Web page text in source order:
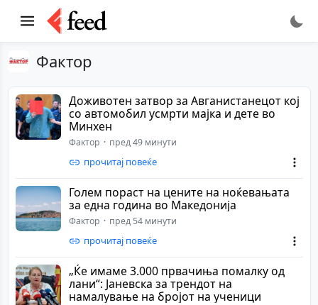
Фактор
Доживотен затвор за Авганистанецот кој
со автомобил усмрти мајка и дете во
Минхен
Фактор пред 49 минути
прочитај повеќе
Голем пораст на цените на ноќевањата
за една година во Македонија
Фактор пред 54 минути
прочитај повеќе
„Ќе имаме 3.000 првачиња помалку од
лани“: Јаневска за трендот на
намалување на бројот на ученици